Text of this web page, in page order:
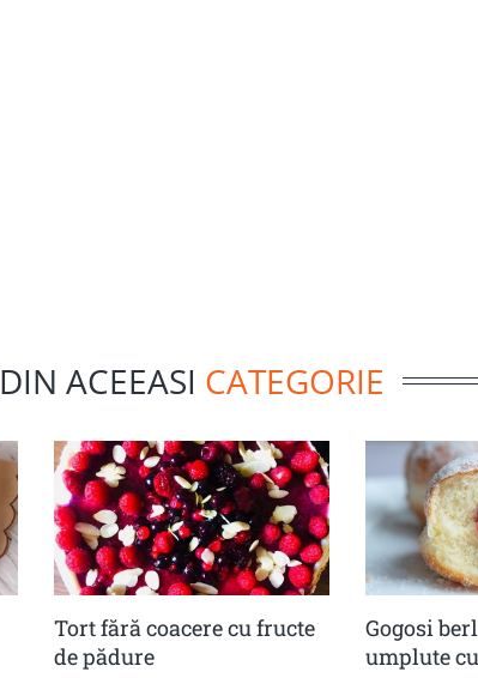
DIN ACEEASI CATEGORIE
Tort fără coacere cu fructe
de pădure
Gogosi
umplute